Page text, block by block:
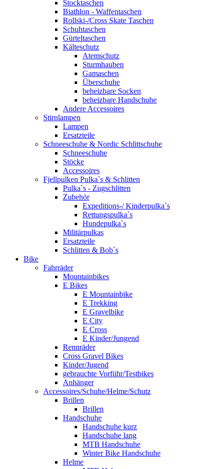
Stocktaschen
Biathlon - Waffentaschen
Rollski-/Cross Skate Taschen
Schuhtaschen
Gürteltaschen
Kälteschutz
Atemschutz
Sturmhauben
Gamaschen
Überschuhe
beheizbare Socken
beheizbare Handschuhe
Andere Accessoires
Stirnlampen
Lampen
Ersatzteile
Schneeschuhe & Nordic Schlittschuhe
Schneeschuhe
Stöcke
Accessoires
Fjellpulken Pulka`s & Schlitten
Pulka`s - Zugschlitten
Zubehör
Expeditions-/ Kinderpulka`s
Rettungspulka`s
Hundepulka`s
Militärpulkas
Ersatzteile
Schlitten & Bob`s
Bike
Fahrräder
Mountainbikes
E Bikes
E Mountainbike
E Trekking
E Gravelbike
E City
E Cross
E Kinder/Jungend
Rennräder
Cross Gravel Bikes
Kinder/Jugend
gebrauchte Vorführ/Testbikes
Anhänger
Accessoires/Schuhe/Helme/Schutz
Brillen
Brillen
Handschuhe
Handschuhe kurz
Handschuhe lang
MTB Handschuhe
Winter Bike Handschuhe
Helme